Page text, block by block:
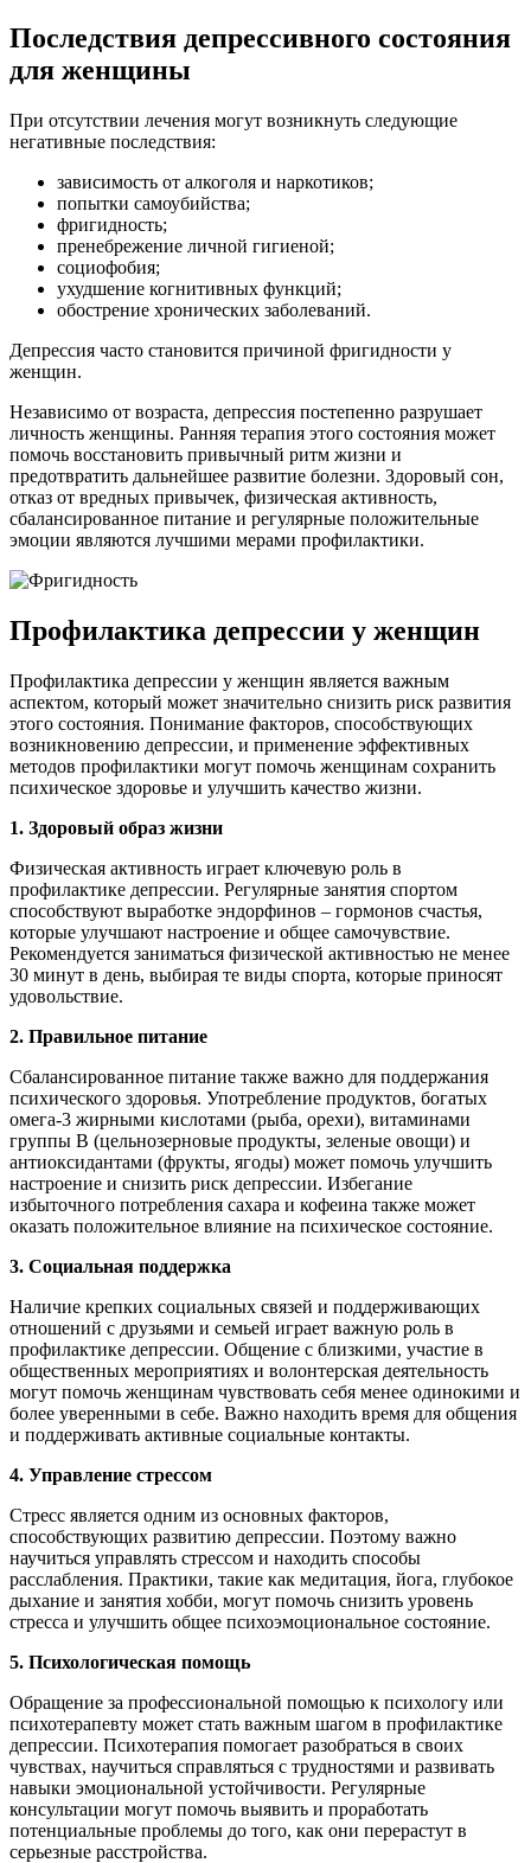
Последствия депрессивного состояния
для женщины
При отсутствии лечения могут возникнуть следующие
негативные последствия:
зависимость от алкоголя и наркотиков;
попытки самоубийства;
фригидность;
пренебрежение личной гигиеной;
социофобия;
ухудшение когнитивных функций;
обострение хронических заболеваний.
Депрессия часто становится причиной фригидности у
женщин.
Независимо от возраста, депрессия постепенно разрушает
личность женщины. Ранняя терапия этого состояния может
помочь восстановить привычный ритм жизни и
предотвратить дальнейшее развитие болезни. Здоровый сон,
отказ от вредных привычек, физическая активность,
сбалансированное питание и регулярные положительные
эмоции являются лучшими мерами профилактики.
Профилактика депрессии у женщин
Профилактика депрессии у женщин является важным
аспектом, который может значительно снизить риск развития
этого состояния. Понимание факторов, способствующих
возникновению депрессии, и применение эффективных
методов профилактики могут помочь женщинам сохранить
психическое здоровье и улучшить качество жизни.
1. Здоровый образ жизни
Физическая активность играет ключевую роль в
профилактике депрессии. Регулярные занятия спортом
способствуют выработке эндорфинов – гормонов счастья,
которые улучшают настроение и общее самочувствие.
Рекомендуется заниматься физической активностью не менее
30 минут в день, выбирая те виды спорта, которые приносят
удовольствие.
2. Правильное питание
Сбалансированное питание также важно для поддержания
психического здоровья. Употребление продуктов, богатых
омега-3 жирными кислотами (рыба, орехи), витаминами
группы B (цельнозерновые продукты, зеленые овощи) и
антиоксидантами (фрукты, ягоды) может помочь улучшить
настроение и снизить риск депрессии. Избегание
избыточного потребления сахара и кофеина также может
оказать положительное влияние на психическое состояние.
3. Социальная поддержка
Наличие крепких социальных связей и поддерживающих
отношений с друзьями и семьей играет важную роль в
профилактике депрессии. Общение с близкими, участие в
общественных мероприятиях и волонтерская деятельность
могут помочь женщинам чувствовать себя менее одинокими и
более уверенными в себе. Важно находить время для общения
и поддерживать активные социальные контакты.
4. Управление стрессом
Стресс является одним из основных факторов,
способствующих развитию депрессии. Поэтому важно
научиться управлять стрессом и находить способы
расслабления. Практики, такие как медитация, йога, глубокое
дыхание и занятия хобби, могут помочь снизить уровень
стресса и улучшить общее психоэмоциональное состояние.
5. Психологическая помощь
Обращение за профессиональной помощью к психологу или
психотерапевту может стать важным шагом в профилактике
депрессии. Психотерапия помогает разобраться в своих
чувствах, научиться справляться с трудностями и развивать
навыки эмоциональной устойчивости. Регулярные
консультации могут помочь выявить и проработать
потенциальные проблемы до того, как они перерастут в
серьезные расстройства.